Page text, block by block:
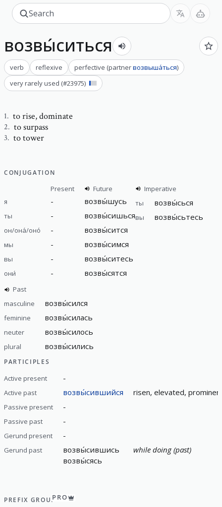
возвы́ситься
verb reflexive perfective (partnerвозвыша́ться)
very rarely used (#23975)
1. to rise,dominate
2. to surpass
3. to tower
CONJUGATION
Present
Future
я
- возвы́шусь
ты - возвы́сишься
он/она́/оно́ - возвы́сится
мы - возвы́симся
вы - возвы́ситесь
они́ - возвы́сятся
Imperative
ты
возвы́сься
вы возвы́сьтесь
Past
masculine
возвы́сился
feminine возвы́силась
neuter возвы́силось
plural возвы́сились
PARTICIPLES
Active present -
Active past возвы́сившийся risen, elevated,
Passive present -
Passive past -
Gerund present -
Gerund past
возвы́сившись
возвы́сясь
while doing (past)
PREFIX GROUPPRO